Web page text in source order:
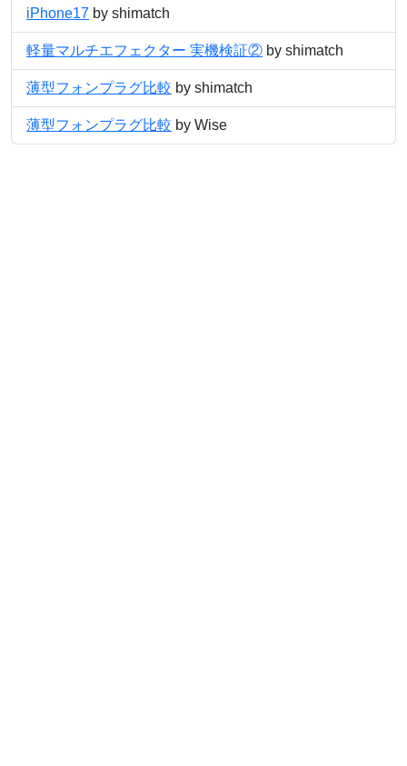
iPhone17 by shimatch
軽量マルチエフェクター 実機検証② by shimatch
薄型フォンプラグ比較 by shimatch
薄型フォンプラグ比較 by Wise